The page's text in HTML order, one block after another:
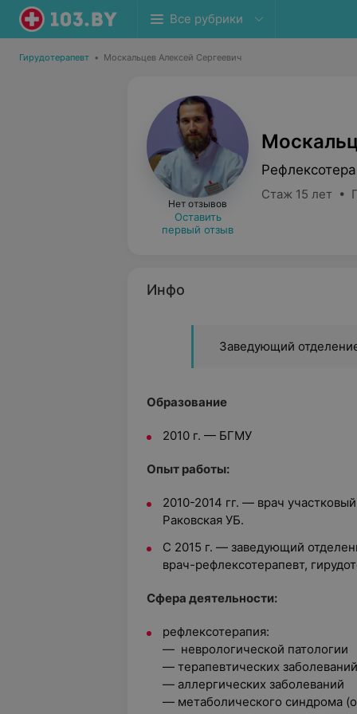
Все рубрики
Гирудотерапевт • Москальцев Алексей Сергеевич
Нет отзывов
Оставить
первый отзыв
Стаж 15 лет •
Инфо
Заведующий
Образование
2010 г. — БГМУ
Опыт работы:
2010-2014 гг. — врач‍
Раковская УБ.
С 2015 г. — заведующий
врач-рефлексотерапевт,
Сфера деятельности:
рефлексотерапия:
— неврологической патологии
— терапевтических заболеваний
— аллергических заболеваний
— метаболического синдрома